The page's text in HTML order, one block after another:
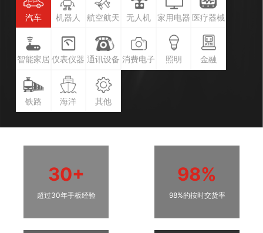
汽车 机器人 航空航天 无人机 家用电器 医疗器械
智能家居 仪表仪器 通讯设备 消费电子 照明 金融
铁路 海洋 其他
30+
超过30年手板经验
98%
98%的按时交货率